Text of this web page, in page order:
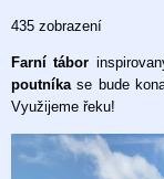
435 zobrazení
Farní tábor
poutníkase bude
Využijeme řeku!